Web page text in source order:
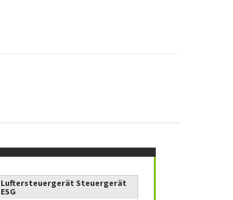
Luftersteuergerät Steuergerät
ESG